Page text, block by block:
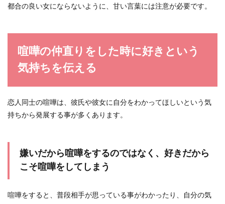
都合の良い女にならないように、甘い言葉には注意が必要です。
喧嘩の仲直りをした時に好きという
気持ちを伝える
恋人同士の喧嘩は、彼氏や彼女に自分をわかってほしいという気
持ちから発展する事が多くあります。
嫌いだから喧嘩をするのではなく、好きだから
こそ喧嘩をしてしまう
喧嘩をすると、普段相手が思っている事がわかったり、自分の気